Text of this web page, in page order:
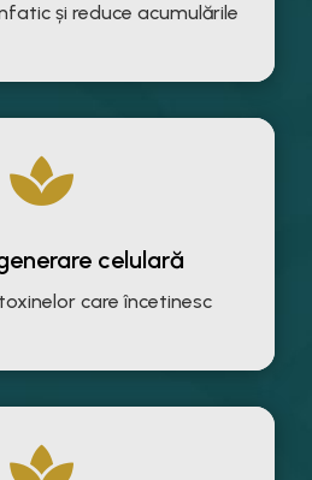
și reduce acumulările

celulară
care încetinesc